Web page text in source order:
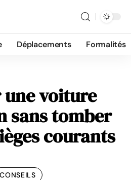
Déplacements Formalités
voiture
sans tomber
courants
CONSEILS